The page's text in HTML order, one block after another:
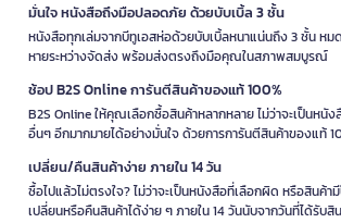
มั่นใจ หนังสือถึงมือปลอดภัย ด้วยบับเบิ้ล 3 ชั้น
หนังสือทุกเล่มจากบีทูเอสห่อด้วยบับเบิ้ลหนาแน่นถึง 3 ชั้น หม
หายระหว่างจัดส่ง พร้อมส่งตรงถึงมือคุณในสภาพสมบูรณ์
ช้อป B2S Online การันตีสินค้าของแท้ 100%
B2S Online ให้คุณเลือกซื้อสินค้าหลากหลาย ไม่ว่าจะเป็นหนัง
อื่นๆ อีกมากมายได้อย่างมั่นใจ ด้วยการการันตีสินค้าของแท้
เปลี่ยน/คืนสินค้าง่าย ภายใน 14 วัน
ซื้อไปแล้วไม่ตรงใจ? ไม่ว่าจะเป็นหนังสือที่เลือกผิด หรือสินค้
เปลี่ยนหรือคืนสินค้าได้ง่าย ๆ ภายใน 14 วันนับจากวันที่ได้รับสิ